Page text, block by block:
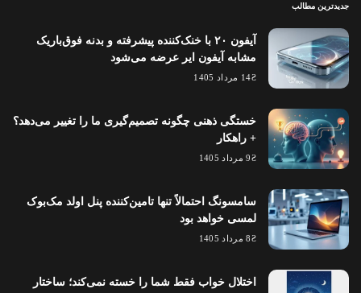
جدیدترین مطالب
آیفون ۲۰ با خنک‌کننده پیشرفته و بدنه فوق‌باریک
مشابه آیفون ایر عرضه می‌شود
14 مرداد 1405
خستگی ذهنی چگونه تصمیم‌گیری ما را تغییر می‌دهد؟
+ راهکار
9 مرداد 1405
سامسونگ احتمالاً تنها تامین‌کننده پنل اولد مک‌بوک
لمسی خواهد بود
8 مرداد 1405
اختلال خواب فقط شما را خسته نمی‌کند؛ ساختار